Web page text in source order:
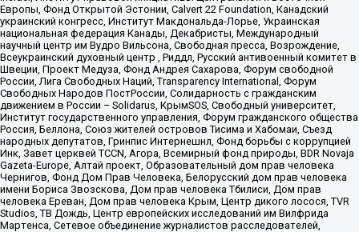
Европы, Фонд Открытой Эстонии, Calvert 22 Foundation, Канадский
украинский конгресс, Институт Макдональда-Лорье, Украинская
национальная федерация Канады, Декабристы, Международный
научный центр им Вудро Вильсона, Свободная пресса, Возрождение,
Всеукраинский духовный центр , Риддл, Русский антивоенный комитет в
Швеции, Проект Медуза, Фонд Андрея Сахарова, Форум свободной
России, Лига Свободных Наций, Transparеncy International, Форум
Свободных Народов ПостРоссии, Солидарность с гражданским
движением в России – Solidarus, КрымSOS, Свободный университет,
Институт государственного управления, Форум гражданского общества
Россия, Беллона, Союз жителей островов Тисима и Хабомаи, Съезд
народных депутатов, Гринпис Интернешнл, Фонд борьбы с коррупцией
Инк, Завет церквей TCCN, Агора, Всемирный фонд природы, BDR Novaja
Gazeta-Europe, Алтай проект, Образовательный дом прав человека
Чернигов, Фонд Дом Прав Человека, Белорусский дом прав человека
имени Бориса Звозскова, Дом прав человека Тбилиси, Дом прав
человека Ереван, Дом прав человека Крым, Центр дикого лосося, TVR
Studios, ТВ Дождь, Центр европейских исследований им Вилфрида
Мартенса, Сетевое объединение журналистов расследователей,